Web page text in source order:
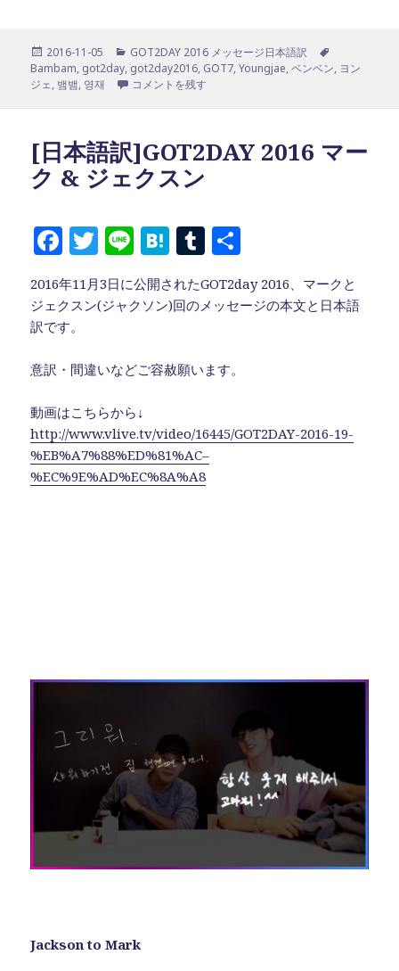
e
b
o
k
te
r
n
a
bl
r
投
稿
日:
2016-11-05
カ
テ
ゴ
GOT2DAY 2016 メッセージ日本語訳
グ
Bambam, got2day, got2day2016, GOT7,Youngjae,ベンベン, ヨン
ジェ, 뱀뱀, 영재 [日本語訳] GOT2DAY 2016 ヨンジェ & ベンベン に
コメントを残す
[日本語訳]GOT2DAY 2016 マー
ク & ジェクスン
F
a
c
e
b
o
o
k
T
w
it
Li
n
e
H
at
e
a
T
m
r
有
2016年11月3日に公開されたGOT2day 2016、マークと
ジェクスン(ジャクソン)回のメッセージの本文と日本語
訳です。
意訳・間違いなどご容赦願います。
動画はこちらから↓
http://www.vlive.tv/video/16445/GOT2DAY-2016-19-
%EB%A7%88%ED%81%AC–
%EC%9E%AD%EC%8A%A8
Jackson to Mark